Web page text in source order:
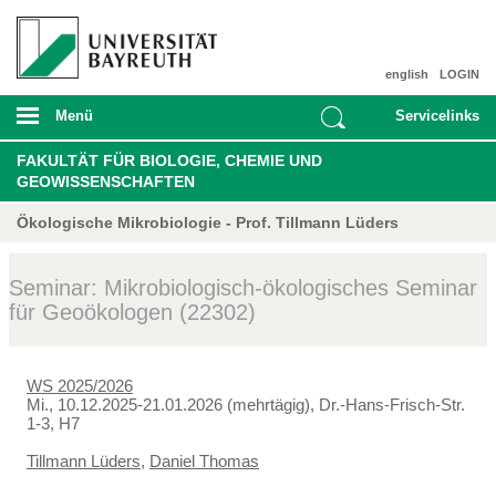
LOGIN
english
Menü Servicelinks
FAKULTÄT FÜR BIOLOGIE, CHEMIE UND
GEOWISSENSCHAFTEN
Ökologische Mikrobiologie - Prof. Tillmann Lüders
Seminar: Mikrobiologisch-ökologisches Seminar
für Geoökologen (22302)
WS 2025/2026
Mi., 10.12.2025-21.01.2026 (mehrtägig), Dr.-Hans-Frisch-Str.
1-3, H7
Tillmann Lüders, Daniel Thomas